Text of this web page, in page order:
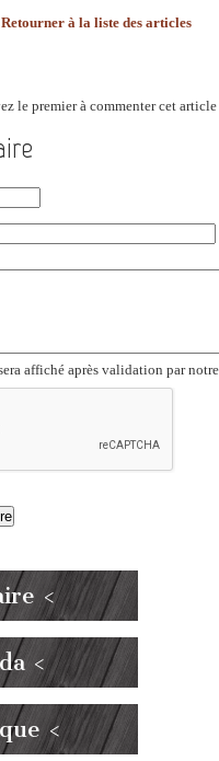
Retourner à la liste des articles
le premier à commenter cet article
affiché après validation par
<
<
<